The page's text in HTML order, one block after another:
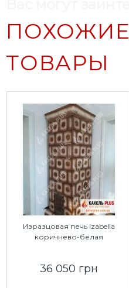
ПОХОЖИЕ
ТОВАРЫ
Изразцовая печь Izabella
коричнево-белая
36 050 грн